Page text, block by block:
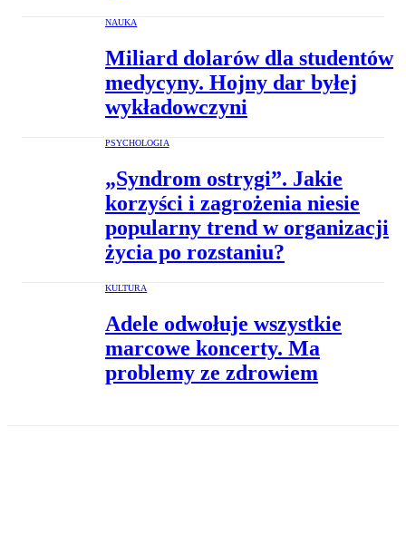
NAUKA
Miliard dolarów dla studentów
medycyny. Hojny dar byłej
wykładowczyni
PSYCHOLOGIA
„Syndrom ostrygi”. Jakie
korzyści i zagrożenia niesie
popularny trend w organizacji
życia po rozstaniu?
KULTURA
Adele odwołuje wszystkie
marcowe koncerty. Ma
problemy ze zdrowiem